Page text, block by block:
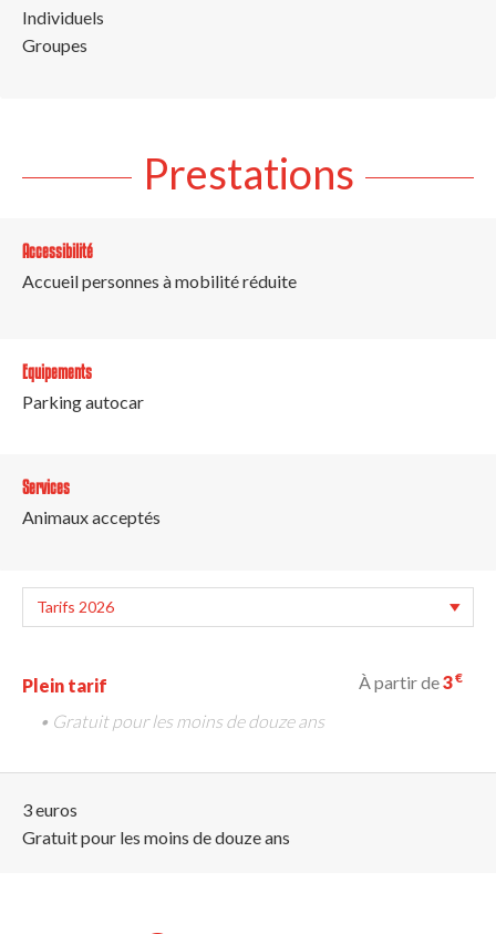
Individuels
Groupes
Prestations
Accessibilité
Accueil personnes à mobilité réduite
Equipements
Parking autocar
Services
Animaux acceptés
Plein tarif À partir de3€
• Gratuit pour les moins de douze ans
3 euros
Gratuit pour les moins de douze ans